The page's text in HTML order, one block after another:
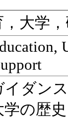
大学
イダン
学の歴